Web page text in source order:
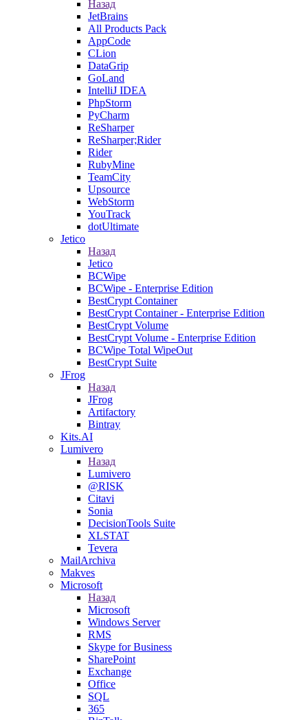
Назад
JetBrains
All Products Pack
AppCode
CLion
DataGrip
GoLand
IntelliJ IDEA
PhpStorm
PyCharm
ReSharper
ReSharper;Rider
Rider
RubyMine
TeamCity
Upsource
WebStorm
YouTrack
dotUltimate
Jetico
Назад
Jetico
BCWipe
BCWipe - Enterprise Edition
BestCrypt Container
BestCrypt Container - Enterprise Edition
BestCrypt Volume
BestCrypt Volume - Enterprise Edition
BCWipe Total WipeOut
BestCrypt Suite
JFrog
Назад
JFrog
Artifactory
Bintray
Kits.AI
Lumivero
Назад
Lumivero
@RISK
Citavi
Sonia
DecisionTools Suite
XLSTAT
Tevera
MailArchiva
Makves
Microsoft
Назад
Microsoft
Windows Server
RMS
Skype for Business
SharePoint
Exchange
Office
SQL
365